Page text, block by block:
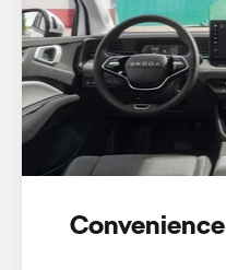
Convenience